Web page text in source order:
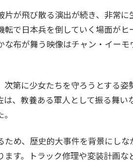
が飛び散る演出が続き、非常
で日本兵を倒していく場面がヒ
布が舞う映像はチャン・イー
第に少女たちを守ろうとする姿
、教養ある軍人として振る舞
め、歴史的大事件を背景にし
す。トラック修理や変装計画